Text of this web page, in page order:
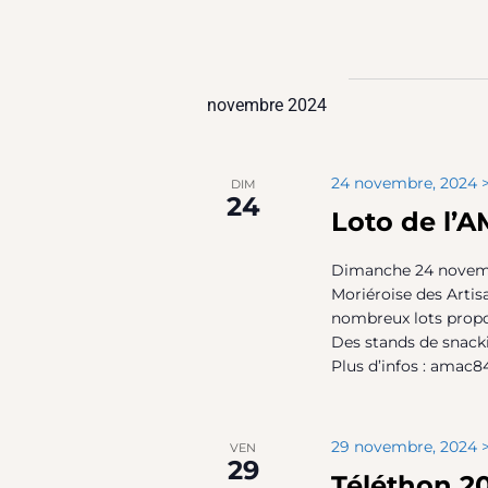
de
vues
novembre 2024
DIM
24 Loto de
24 novembre, 2024
Dimanche 24
Moriéroise des
nombreux lots
Des stands de
Plus d’infos :
VEN
29
29 novembre, 2024